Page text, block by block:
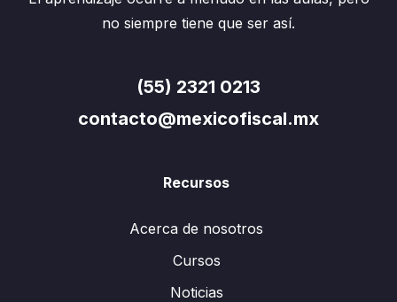
no siempre tiene que ser así.
(55) 2321 0213
contacto@mexicofiscal.mx
Recursos
Acerca de nosotros
Cursos
Noticias